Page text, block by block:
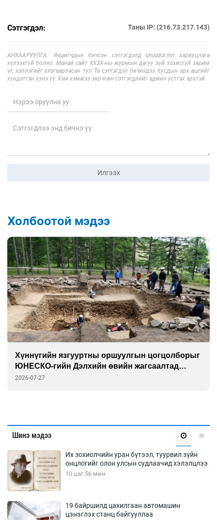
Сэтгэгдэл: Таны IP: (216.73.217.143)
АНХААРУУЛГА: Уншигчдын бичсэн сэтгэгдэлд unuudur.mn хариуцлага
хүлээхгүй болно. Манай сайт ХХЗХ-ны журмын дагуу зүй зохисгүй зарим
үг, хэллэгийг хязгаарласан тул Та сэтгэгдэл бичихдээ бусдын эрх ашгийг
хүндэтгэн үзнэ үү. Хэм хэмжээ зөрчсөн сэтгэгдлийг админ устгах эрхтэй.
Илгээх
Холбоотой мэдээ
Хүннүгийн язгууртны оршуулгын цогцолборыг
ЮНЕСКО-гийн Дэлхийн өвийн жагсаалтад
бүртгэлээ
2026-07-27
Шинэ мэдээ
Их зохиолчийн уран бүтээл, туурвил зүйн
онцлогийг олон улсын судлаачид хэлэлцлээ
10 цаг 56 мин
19 байршилд цахилгаан автомашин
цэнэглэх станц байгууллаа